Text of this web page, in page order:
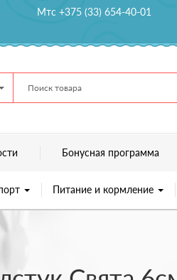
Мтс +375 (33) 654-40-01
Бонусная программа
Питание и кормление